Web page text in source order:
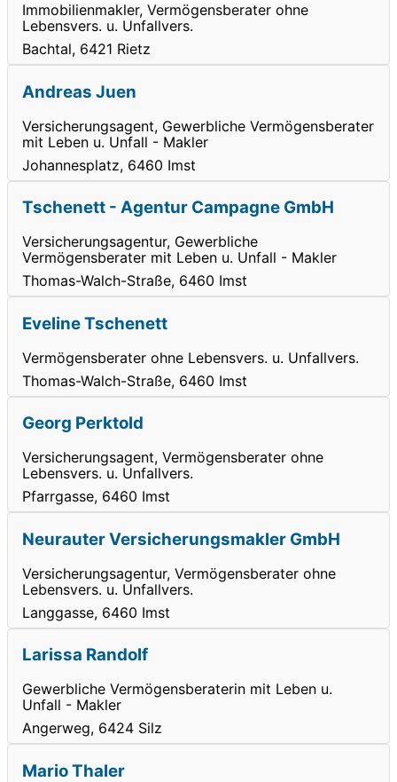
Immobilienmakler, Vermögensberater ohne
Lebensvers. u. Unfallvers.
Bachtal, 6421 Rietz
Andreas Juen
Versicherungsagent, Gewerbliche Vermögensberater
mit Leben u. Unfall - Makler
Johannesplatz, 6460 Imst
Tschenett - Agentur Campagne GmbH
Versicherungsagentur, Gewerbliche
Vermögensberater mit Leben u. Unfall - Makler
Thomas-Walch-Straße, 6460 Imst
Eveline Tschenett
Vermögensberater ohne Lebensvers. u. Unfallvers.
Thomas-Walch-Straße, 6460 Imst
Georg Perktold
Versicherungsagent, Vermögensberater ohne
Lebensvers. u. Unfallvers.
Pfarrgasse, 6460 Imst
Neurauter Versicherungsmakler GmbH
Versicherungsagentur, Vermögensberater ohne
Lebensvers. u. Unfallvers.
Langgasse, 6460 Imst
Larissa Randolf
Gewerbliche Vermögensberaterin mit Leben u.
Unfall - Makler
Angerweg, 6424 Silz
Mario Thaler